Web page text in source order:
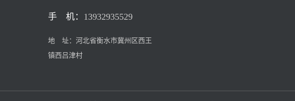
手 机： 13932935529
地 址：河北省衡水市冀州区西王
镇西吕津村